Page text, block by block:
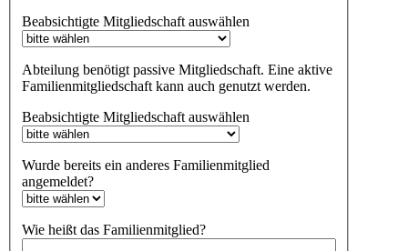
Beabsichtigte Mitgliedschaft auswählen
Abteilung benötigt passive Mitgliedschaft. Eine aktive
Familienmitgliedschaft kann auch genutzt werden.
Beabsichtigte Mitgliedschaft auswählen
Wurde bereits ein anderes Familienmitglied
angemeldet?
Wie heißt das Familienmitglied?